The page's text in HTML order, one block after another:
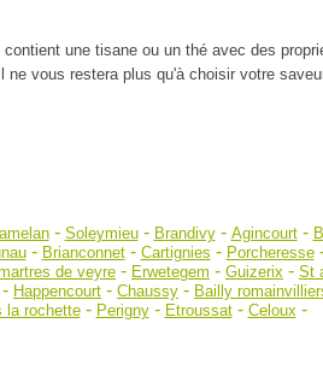
une tisane ou un thé avec des
vous restera plus qu'à choisir votre
- Soleymieu- Brandivy- Agincourt-
- Brianconnet- Cartignies - Porcheresse
de veyre - Erwetegem - Guizerix - St
Happencourt - Chaussy - Bailly
la rochette- Perigny- Etroussat- Celoux -